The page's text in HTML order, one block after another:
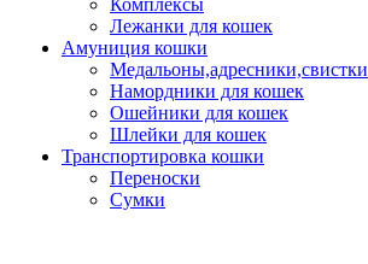
Комплексы
Лежанки для кошек
Амуниция кошки
Медальоны,адресники,свистки
Намордники для кошек
Ошейники для кошек
Шлейки для кошек
Транспортировка кошки
Переноски
Сумки